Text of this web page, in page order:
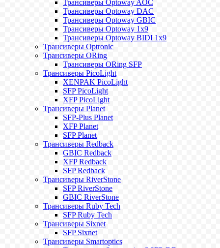
Трансиверы Optoway AOC
Трансиверы Optoway DAC
Трансиверы Optoway GBIC
Трансиверы Optoway 1х9
Трансиверы Optoway BIDI 1x9
Трансиверы Optronic
Трансиверы ORing
Трансиверы ORing SFP
Трансиверы PicoLight
XENPAK PicoLight
SFP PicoLight
XFP PicoLight
Трансиверы Planet
SFP-Plus Planet
XFP Planet
SFP Planet
Трансиверы Redback
GBIC Redback
XFP Redback
SFP Redback
Трансиверы RiverStone
SFP RiverStone
GBIC RiverStone
Трансиверы Ruby Tech
SFP Ruby Tech
Трансиверы Sixnet
SFP Sixnet
Трансиверы Smartoptics